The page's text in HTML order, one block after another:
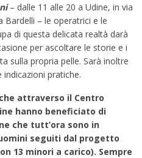
– dalle 11 alle 20 a Udine, in via
Bardelli – le operatrici e le
di questa delicata realtà darà
per ascoltare le storie e i
sulla propria pelle. Sarà inoltre
pratiche.
attraverso il Centro
hanno beneficiato di
che tutt’ora sono in
seguiti dal progetto
13 minori a carico). Sempre